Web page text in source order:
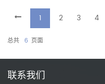
1 2 3 4
总共 6 页面
联系我们